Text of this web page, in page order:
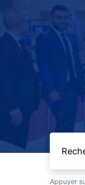
Appuyer